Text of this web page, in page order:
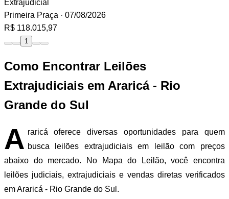
Extrajudicial
Primeira Praça · 07/08/2026
R$ 118.015,97
1
Como Encontrar Leilões
Extrajudiciais em Araricá - Rio
Grande do Sul
A raricá oferece diversas oportunidades para quem
busca leilões extrajudiciais em leilão com preços
abaixo do mercado. No Mapa do Leilão, você encontra
leilões judiciais, extrajudiciais e vendas diretas verificados
em Araricá - Rio Grande do Sul.